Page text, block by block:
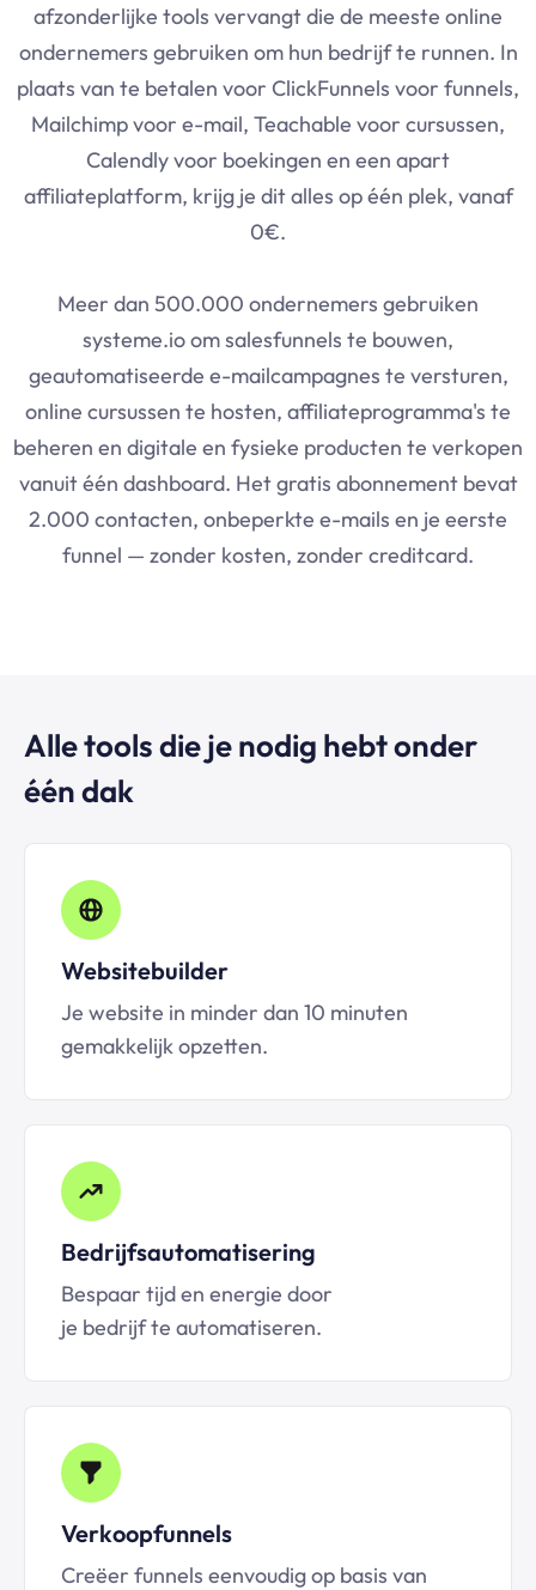
afzonderlijke tools vervangt die de meeste online
ondernemers gebruiken om hun bedrijf te runnen. In
plaats van te betalen voor ClickFunnels voor funnels,
Mailchimp voor e-mail, Teachable voor cursussen,
Calendly voor boekingen en een apart
affiliateplatform, krijg je dit alles op één plek, vanaf
0€.
Meer dan 500.000 ondernemers gebruiken
systeme.ioom salesfunnels te bouwen,
geautomatiseerde e-mailcampagnes te versturen,
online cursussen te hosten, affiliateprogramma's te
beheren en digitale en fysieke producten te verkopen
vanuit één dashboard. Het gratis abonnement bevat
2.000 contacten, onbeperkte e-mails en je eerste
funnel — zonder kosten, zonder creditcard.
Alle tools die je nodig hebt onder
één dak
Websitebuilder
Je website in minder dan 10 minuten
gemakkelijk opzetten.
Bedrijfsautomatisering
Bespaar tijd en energie door
je bedrijf te automatiseren.
Verkoopfunnels
Creëer funnels eenvoudig op basis van